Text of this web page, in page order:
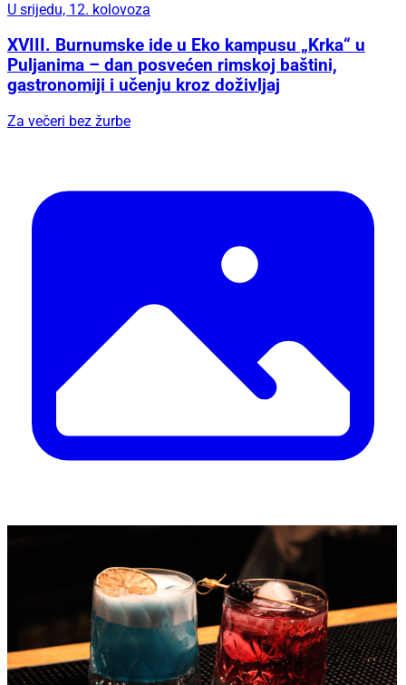
U srijedu, 12. kolovoza
XVIII. Burnumske ide u Eko kampusu „Krka“ u
Puljanima – dan posvećen rimskoj baštini,
gastronomiji i učenju kroz doživljaj
Za večeri bez žurbe